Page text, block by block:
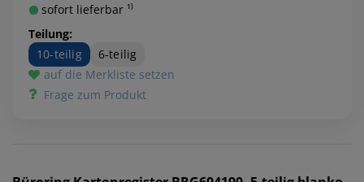
sofort lieferbar ¹⁾
Teilung:
10-teilig
6-teilig
auf die Merkliste setzen
Frage zum Produkt